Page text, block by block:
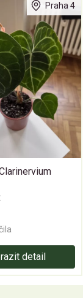
Praha 4
detail